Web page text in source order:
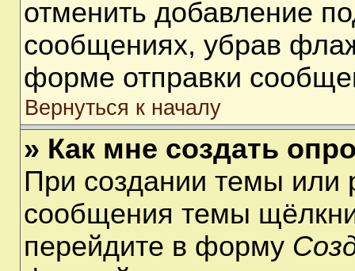
отменить добавление
сообщениях, убрав
форме отправки
Вернуться к началу
» Как мне создать
При создании темы или
сообщения темы
перейдите в форму